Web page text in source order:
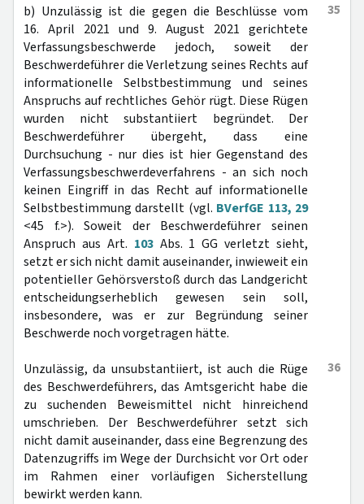
35
b) Unzulässig ist die gegen die Beschlüsse vom
16. April 2021 und 9. August 2021 gerichtete
Verfassungsbeschwerde jedoch, soweit der
Beschwerdeführer die Verletzung seines Rechts auf
informationelle Selbstbestimmung und seines
Anspruchs auf rechtliches Gehör rügt. Diese Rügen
wurden nicht substantiiert begründet. Der
Beschwerdeführer übergeht, dass eine
Durchsuchung - nur dies ist hier Gegenstand des
Verfassungsbeschwerdeverfahrens - an sich noch
keinen Eingriff in das Recht auf informationelle
Selbstbestimmung darstellt (vgl. BVerfGE 113, 29
<45 f.>). Soweit der Beschwerdeführer seinen
Anspruch aus Art. 103Abs. 1 GG verletzt sieht,
setzt er sich nicht damit auseinander, inwieweit ein
potentieller Gehörsverstoß durch das Landgericht
entscheidungserheblich gewesen sein soll,
insbesondere, was er zur Begründung seiner
Beschwerde noch vorgetragen hätte.
36
Unzulässig, da unsubstantiiert, ist auch die Rüge
des Beschwerdeführers, das Amtsgericht habe die
zu suchenden Beweismittel nicht hinreichend
umschrieben. Der Beschwerdeführer setzt sich
nicht damit auseinander, dass eine Begrenzung des
Datenzugriffs im Wege der Durchsicht vor Ort oder
im Rahmen einer vorläufigen Sicherstellung
bewirkt werden kann.